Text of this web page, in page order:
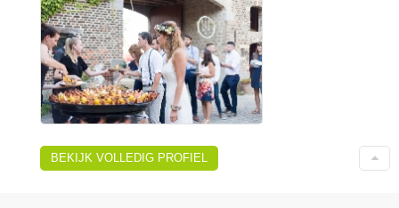
BEKIJK VOLLEDIG PROFIEL